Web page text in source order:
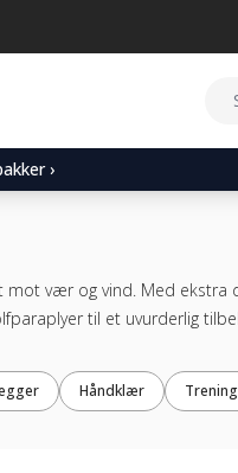
›
vær og vind. Med ekstra
til et uvurderlig
Håndklær